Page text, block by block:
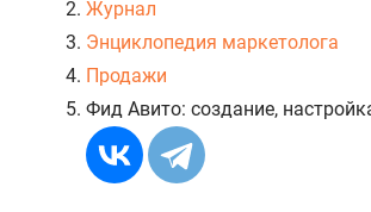
Журнал
Энциклопедия маркетолога
Продажи
Фид Авито: создание,